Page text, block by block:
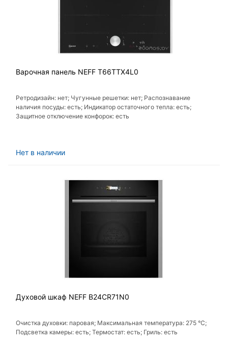
Варочная панель NEFF T66TTX4L0
Ретродизайн: нет; Чугунные решетки: нет; Распознавание
наличия посуды: есть; Индикатор остаточного тепла: есть;
Защитное отключение конфорок: есть
Нет в наличии
Духовой шкаф NEFF B24CR71N0
Очистка духовки: паровая; Максимальная температура: 275 °C;
Подсветка камеры: есть; Термостат: есть; Гриль: есть